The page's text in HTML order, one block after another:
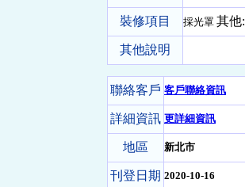
裝修項目 採光罩 其他:
其他說明
聯絡客戶 客戶聯絡資訊
詳細資訊 更詳細資訊
地區 新北市
刊登日期 2020-10-16